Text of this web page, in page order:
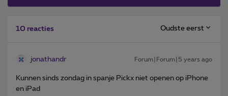
10 reacties Oudste eerst
jonathandr Forum|Forum|5 years ago
Kunnen sinds zondag in spanje Pickx niet openen op iPhone
en iPad